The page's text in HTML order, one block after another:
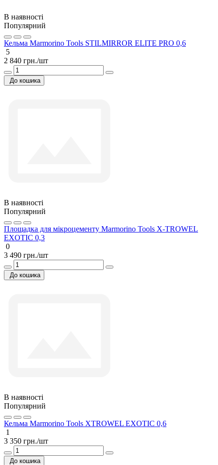
В наявності
Популярний
Кельма Marmorino Tools STILMIRROR ELITE PRO 0,6
5
2 840 грн./шт
До кошика
В наявності
Популярний
Площадка для мікроцементу Marmorino Tools X-TROWEL
EXOTIC 0,3
0
3 490 грн./шт
До кошика
В наявності
Популярний
Кельма Marmorino Tools XTROWEL EXOTIC 0,6
1
3 350 грн./шт
До кошика